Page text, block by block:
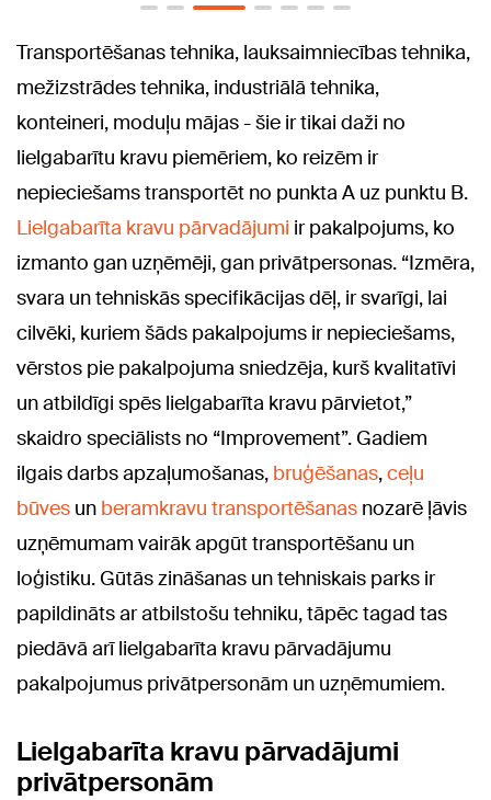
Transportēšanas tehnika, lauksaimniecības tehnika,
mežizstrādes tehnika, industriālā tehnika,
konteineri, moduļu mājas - šie ir tikai daži no
lielgabarītu kravu piemēriem, ko reizēm ir
nepieciešams transportēt no punkta A uz punktu B.
Lielgabarīta kravu pārvadājumi ir pakalpojums, ko
izmanto gan uzņēmēji, gan privātpersonas. “Izmēra,
svara un tehniskās specifikācijas dēļ, ir svarīgi, lai
cilvēki, kuriem šāds pakalpojums ir nepieciešams,
vērstos pie pakalpojuma sniedzēja, kurš kvalitatīvi
un atbildīgi spēs lielgabarīta kravu pārvietot,”
skaidro speciālists no “Improvement”. Gadiem
ilgais darbs apzaļumošanas, bruģēšanas,ceļu
būves un beramkravu transportēšanas nozarē ļāvis
uzņēmumam vairāk apgūt transportēšanu un
loģistiku. Gūtās zināšanas un tehniskais parks ir
papildināts ar atbilstošu tehniku, tāpēc tagad tas
piedāvā arī lielgabarīta kravu pārvadājumu
pakalpojumus privātpersonām un uzņēmumiem.
Lielgabarīta kravu pārvadājumi
privātpersonām